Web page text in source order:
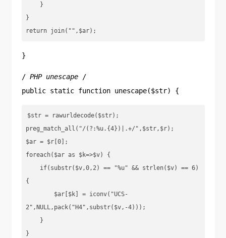
}
return join("",$ar);
}
/PHP unescape
/
public static function unescape($str) {
$str = rawurldecode($str);
preg_match_all("/(?:%u.{4})|.+/",$str,$r);
$ar = $r[0];
foreach($ar as $k=>$v) {
{
2",NULL,pack("H4",substr($v,-4)));
}